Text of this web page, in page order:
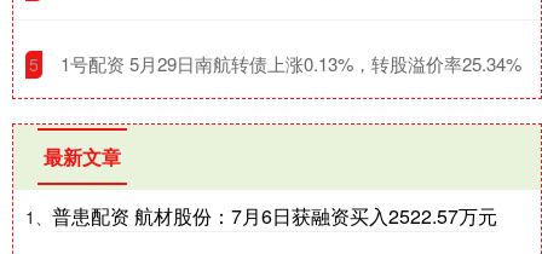
5 ​1号配资 5月29日南航转债上涨0.13%，转股溢价率25.34%
最新文章
1、 普患配资 航材股份：7月6日获融资买入2522.57万元